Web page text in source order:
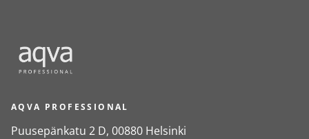
AQVA PROFESSIONAL
Puusepänkatu 2 D, 00880 Helsinki